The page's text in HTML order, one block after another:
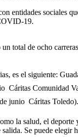
entidades sociales
19.
total de ocho
es el siguiente:
Cáritas Comunidad
junio  Cáritas Toledo).
la salud, el
Se puede